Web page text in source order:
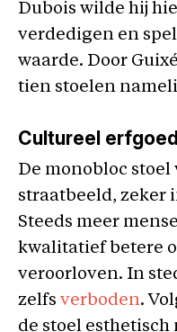
Dubois wilde hij
verdedigen en
waarde. Door
tien stoelen
Cultureel
De monobloc
straatbeeld, zeker
Steeds meer
kwalitatief betere
veroorloven. In
zelfs verboden.
de stoel